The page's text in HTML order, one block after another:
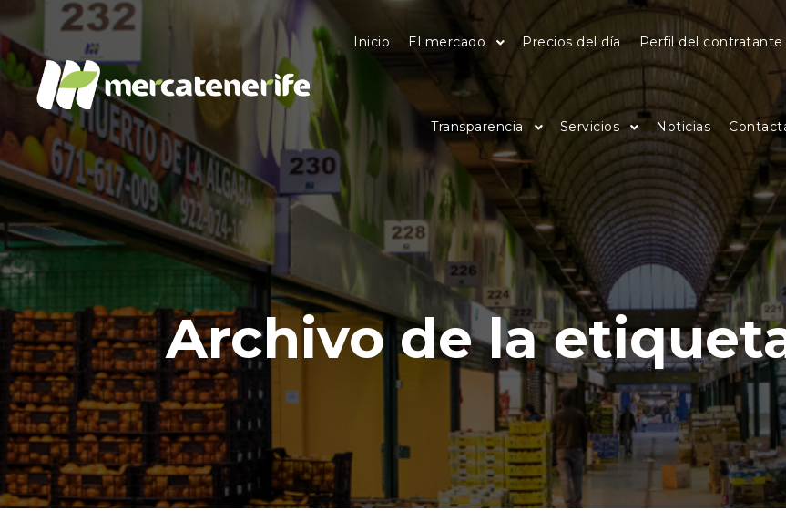
Inicio El mercado Precios del día Perfil del contratante
Transparencia Servicios Noticias
Archivo de la